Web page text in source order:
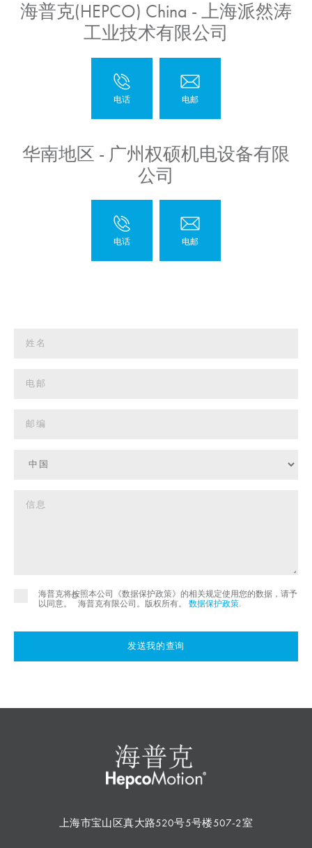
海普克(HEPCO) China - 上海派然涛
工业技术有限公司
华南地区 - 广州权硕机电设备有限
公司
海普克将按照本公司《数据保护政策》的相关规定使用您的数据，请予
以同意。
©
海普克有限公司。版权所有。 数据保护政策
发送我的查询
上海市宝山区真大路520号5号楼507-2室